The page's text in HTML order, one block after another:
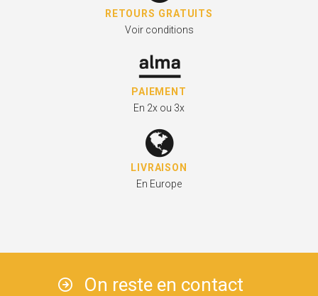
RETOURS GRATUITS
Voir conditions
PAIEMENT
En 2x ou 3x
LIVRAISON
En Europe
On reste en contact